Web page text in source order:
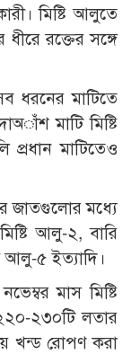
মিষ্টি আলুতে
রক্তের সঙ্গে
ধরনের মাটিতে
মাটি মিষ্টি
মাটিতেও
জাতগুলোর মধ্যে
আলু-২, বারি
আলু-৫ ইত্যাদি।
মাস মিষ্টি
২৩০টি লতার
খন্ড রোপণ করা